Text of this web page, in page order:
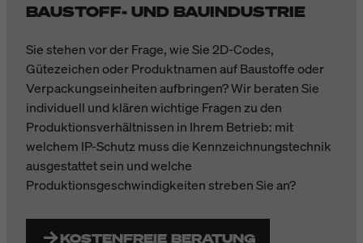
BAUSTOFF- UND BAUINDUSTRIE
Sie stehen vor der Frage, wie Sie 2D-Codes,
Gütezeichen oder Produktnamen auf Baustoffe oder
Verpackungseinheiten aufbringen? Wir beraten Sie
individuell und klären wichtige Fragen zu den
Produktionsverhältnissen in Ihrem Betrieb: mit
welchem IP-Schutz muss die Kennzeichnungstechnik
ausgestattet sein und welche
Produktionsgeschwindigkeiten streben Sie an?
KOSTENFREIE BERATUNG